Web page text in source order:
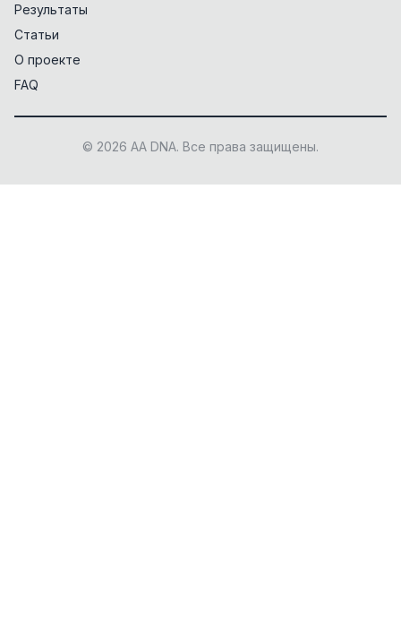
Результаты
Статьи
О проекте
FAQ
© 2026 AA DNA. Все права защищены.